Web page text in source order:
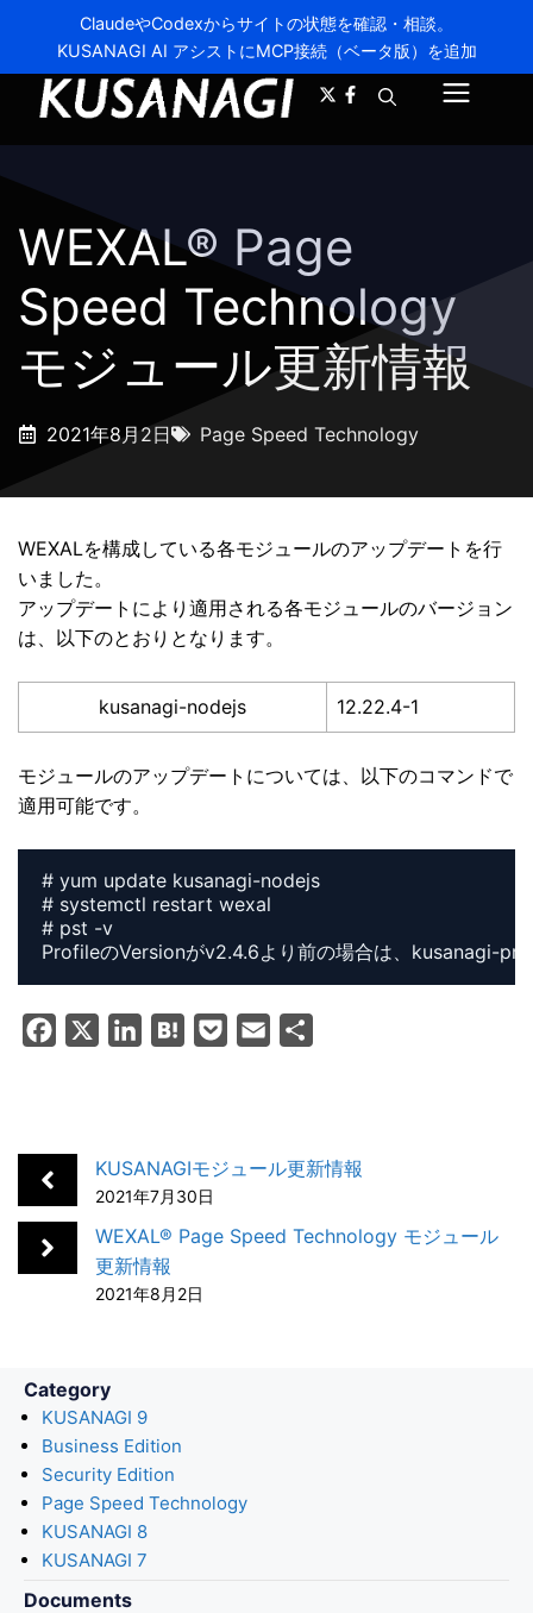
ClaudeやCodexからサイトの状態を確認・相談。
KUSANAGI AI アシストにMCP接続（ベータ版）を追加
ニ
WEXAL® Page
Speed Technology
モジュール更新情報
2021年8月2日 Page Speed Technology
WEXALを構成している各モジュールのアップデートを行
いました。
アップデートにより適用される各モジュールのバージョン
は、以下のとおりとなります。
kusanagi-nodejs 12.22.4-1
モジュールのアップデートについては、以下のコマンドで
適用可能です。
# yum update kusanagi-nodejs
# systemctl restart wexal
# pst -v
o
e
d
I
n
n
a
e
l
KUSANAGIモジュール更新情報
2021年7月30日
WEXAL® Page Speed Technology モジュール
更新情報
2021年8月2日
Category
KUSANAGI 9
Business Edition
Security Edition
Page Speed Technology
KUSANAGI 8
KUSANAGI 7
Documents
A- A+